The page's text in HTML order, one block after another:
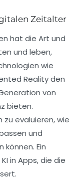
Zeitalter
hat die Art und
und leben,
wie
Realityden
von
bieten.
evaluieren, wie
und
Ein
in Apps, die die